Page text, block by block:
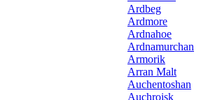
Ardbeg
Ardmore
Ardnahoe
Ardnamurchan
Armorik
Arran Malt
Auchentoshan
Auchroisk